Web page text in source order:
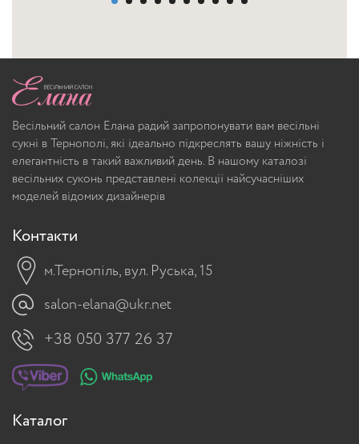
Весільний салон Елана радий запропонувати вам весільні
сукні в Тернополі, які ідеально підкреслять вашу ніжність і
елегантність в такий важливий день. В нашому каталозі
весільних суконь представлені колекції найсучасніших
моделей відомих дизайнерів
Контакти
м.Тернопіль, вул. Руська, 15
salon-elana@ukr.net
+38 050 377 26 37
Каталог